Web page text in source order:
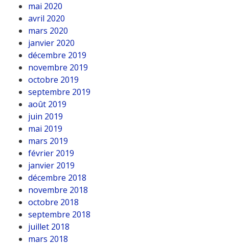
mai 2020
avril 2020
mars 2020
janvier 2020
décembre 2019
novembre 2019
octobre 2019
septembre 2019
août 2019
juin 2019
mai 2019
mars 2019
février 2019
janvier 2019
décembre 2018
novembre 2018
octobre 2018
septembre 2018
juillet 2018
mars 2018